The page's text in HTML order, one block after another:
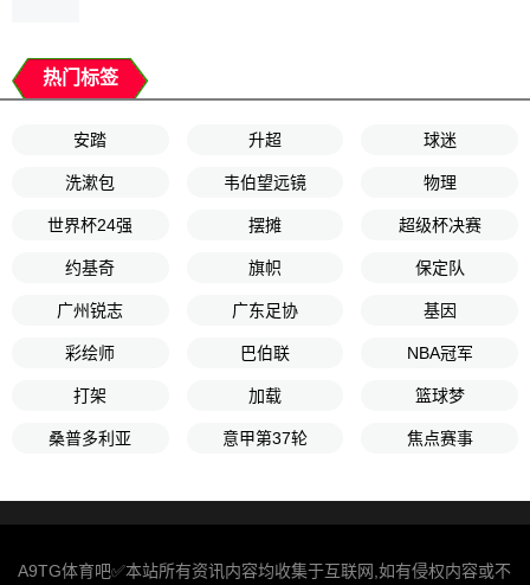
热门标签
安踏 升超 球迷
洗漱包 韦伯望远镜 物理
世界杯24强 摆摊 超级杯决赛
约基奇 旗帜 保定队
广州锐志 广东足协 基因
彩绘师 巴伯联 NBA冠军
打架 加载 篮球梦
桑普多利亚 意甲第37轮 焦点赛事
A9TG体育吧✅本站所有资讯内容均收集于互联网,如有侵权内容或不